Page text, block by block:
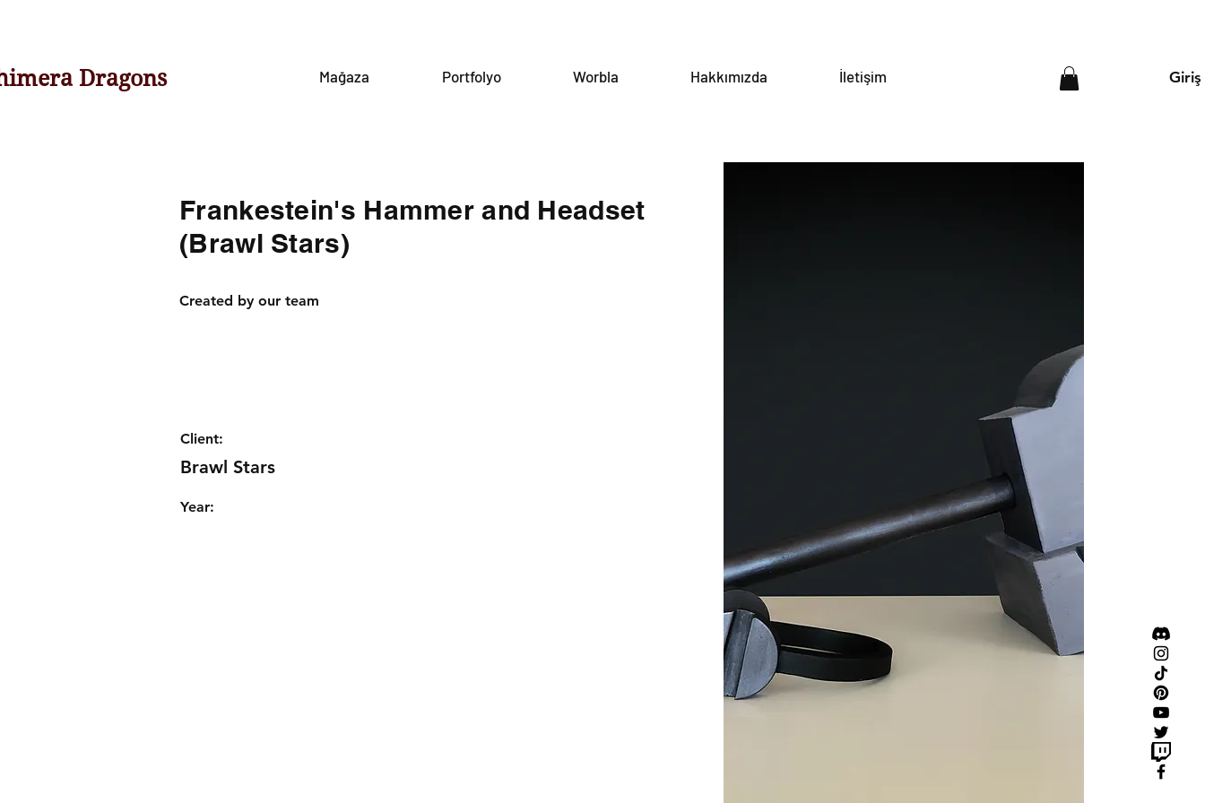
Dragons Mağaza Portfolyo Worbla Hakkımızda İletişim Giriş
Frankestein's Hammer and Headset
(Brawl Stars)
Client:
Brawl Stars
Created by our team
Year: